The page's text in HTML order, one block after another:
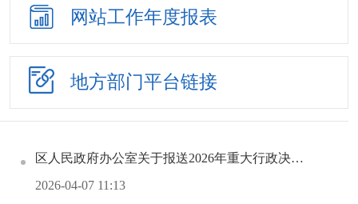
网站工作年度报表
地方部门平台链接
区人民政府办公室关于报送2026年重大行政决策事项的通知
2026-04-07 11:13